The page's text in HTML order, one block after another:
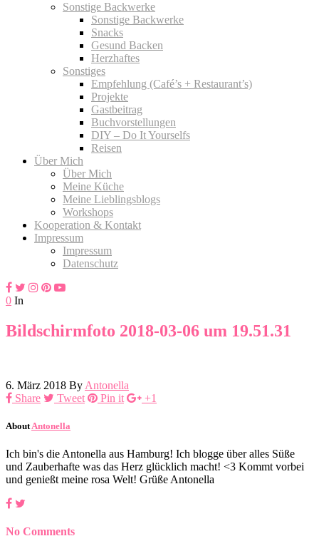
Sonstige Backwerke
Sonstige Backwerke
Snacks
Gesund Backen
Herzhaftes
Sonstiges
Empfehlung (Café’s + Restaurant’s)
Projekte
Gastbeitrag
Buchvorstellungen
DIY – Do It Yourselfs
Reisen
Über Mich
Über Mich
Meine Küche
Meine Lieblingsblogs
Workshops
Kooperation & Kontakt
Impressum
Impressum
Datenschutz
0 In
Bildschirmfoto 2018-03-06 um 19.51.31
6. März 2018 By Antonella
Share
Tweet Pin it +1
About Antonella
Ich bin's die Antonella aus Hamburg! Ich blogge über alles Süße
und Zauberhafte was das Herz glücklich macht! <3 Kommt vorbei
und genießt meine rosa Welt! Grüße Antonella
No Comments